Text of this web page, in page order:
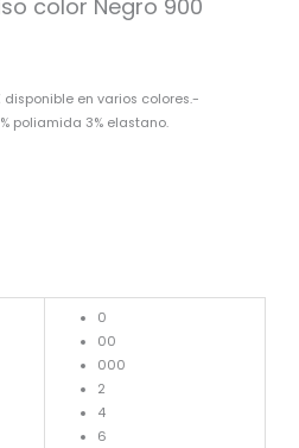
color Negro 900
disponible en varios colores.-
poliamida 3% elastano.
0
00
000
2
4
6